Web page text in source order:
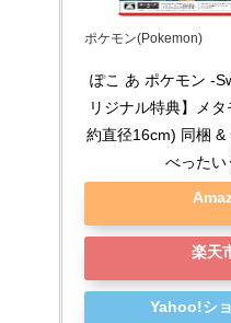
ポケモン(Pokemon)
ぽこ あ ポケモン -
リジナル特典】メ
約直径16cm) 同梱 &
べったい
楽天
Yahoo!シ